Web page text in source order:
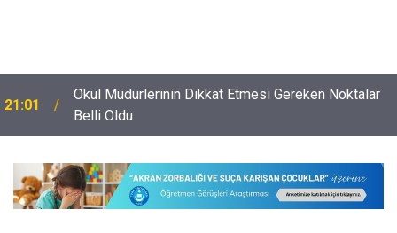
21:01
Okul Müdürlerinin Dikkat Etmesi Gereken Noktalar
Belli Oldu